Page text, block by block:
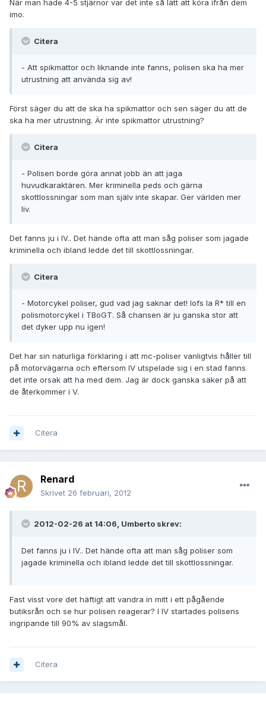
När man hade 4-5 stjärnor var det inte så lätt att köra ifrån dem
imo.
Citera
- Att spikmattor och liknande inte fanns, polisen ska ha mer
utrustning att använda sig av!
Först säger du att de ska ha spikmattor och sen säger du att de
ska ha mer utrustning. Är inte spikmattor utrustning?
Citera
- Polisen borde göra annat jobb än att jaga
huvudkaraktären. Mer kriminella peds och gärna
skottlossningar som man själv inte skapar. Ger världen mer
liv.
Det fanns ju i IV.. Det hände ofta att man såg poliser som jagade
kriminella och ibland ledde det till skottlossningar.
Citera
- Motorcykel poliser, gud vad jag saknar det! Iofs la R* till en
polismotorcykel i TBoGT. Så chansen är ju ganska stor att
det dyker upp nu igen!
Det har sin naturliga förklaring i att mc-poliser vanligtvis håller till
på motorvägarna och eftersom IV utspelade sig i en stad fanns
det inte orsak att ha med dem. Jag är dock ganska säker på att
de återkommer i V.
Citera
Renard
Skrivet 26 februari, 2012
2012-02-26 at 14:06, Umberto skrev:
Det fanns ju i IV.. Det hände ofta att man såg poliser som
jagade kriminella och ibland ledde det till skottlossningar.
Fast visst vore det häftigt att vandra in mitt i ett pågående
butiksrån och se hur polisen reagerar? I IV startades polisens
ingripande till 90% av slagsmål.
Citera